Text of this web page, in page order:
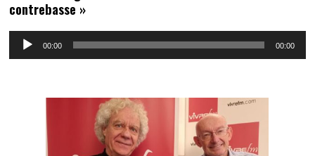
contrebasse »
Lecteur
00:00 00:00